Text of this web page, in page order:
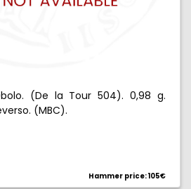
(De la Tour 504). 0,98 g.
(MBC).
Hammer price: 105€